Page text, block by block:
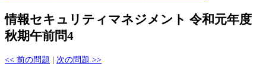
情報セキュリティマネジメント 令和元年度
秋期午前問4
<< 前の問題 次の問題 >>